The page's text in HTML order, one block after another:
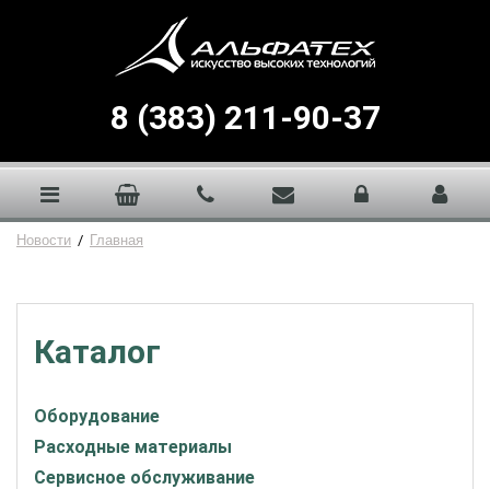
8 (383) 211-90-37
Новости / Главная
Каталог
Оборудование
Расходные материалы
Сервисное обслуживание